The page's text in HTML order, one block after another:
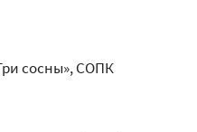
сосны», СОПК